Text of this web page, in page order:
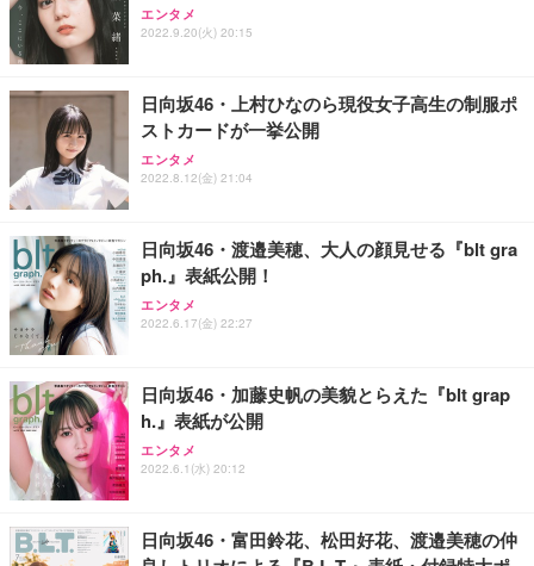
エンタメ
2022.9.20(火) 20:15
日向坂46・上村ひなのら現役女子高生の制服ポ
ストカードが一挙公開
エンタメ
2022.8.12(金) 21:04
日向坂46・渡邉美穂、大人の顔見せる『blt gra
ph.』表紙公開！
エンタメ
2022.6.17(金) 22:27
日向坂46・加藤史帆の美貌とらえた『blt grap
h.』表紙が公開
エンタメ
2022.6.1(水) 20:12
日向坂46・富田鈴花、松田好花、渡邉美穂の仲